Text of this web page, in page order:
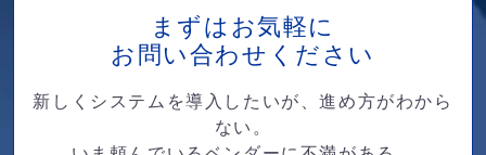
まずはお気軽に
お問い合わせください
新しくシステムを導入したいが、進め方がわから
ない。